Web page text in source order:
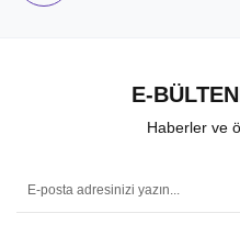
E-
Haberler ve